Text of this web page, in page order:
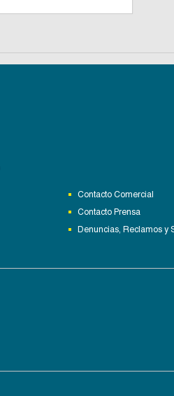
Contacto Comercial
Contacto Prensa
Denuncias, Reclamos y